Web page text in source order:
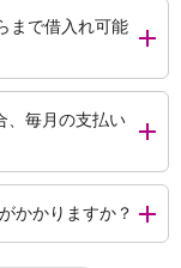
まで借入れ可能
、毎月の支払い
かかりますか？